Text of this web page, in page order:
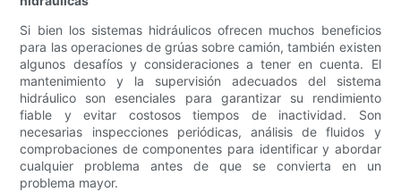
Si bien los sistemas hidráulicos ofrecen muchos beneficios
para las operaciones de grúas sobre camión, también existen
algunos desafíos y consideraciones a tener en cuenta. El
mantenimiento y la supervisión adecuados del sistema
hidráulico son esenciales para garantizar su rendimiento
fiable y evitar costosos tiempos de inactividad. Son
necesarias inspecciones periódicas, análisis de fluidos y
comprobaciones de componentes para identificar y abordar
cualquier problema antes de que se convierta en un
problema mayor.